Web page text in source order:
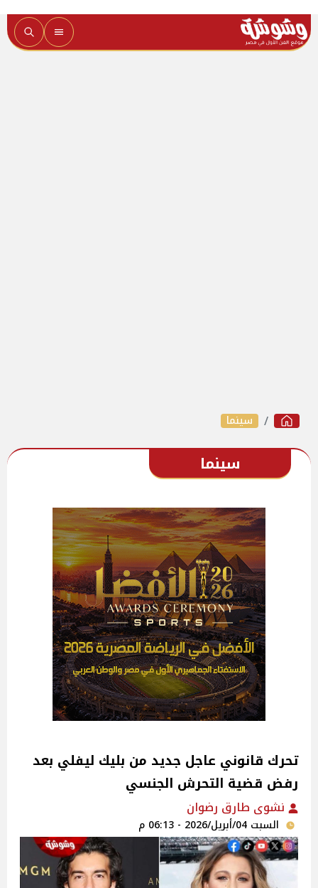
سينما
سينما
تحرك قانوني عاجل جديد من بليك ليفلي بعد
رفض قضية التحرش الجنسي
نشوى طارق رضوان
السبت 04/أبريل/2026 - 06:13 م